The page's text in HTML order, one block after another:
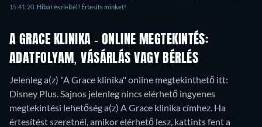
15:41:20. Hibát észleltél? Értesíts minket!
A GRACE KLINIKA - ONLINE MEGTEKINTÉS:
ADATFOLYAM, VÁSÁRLÁS VAGY BÉRLÉS
Jelenleg a(z) "A Grace klinika" online megtekinthető itt:
Disney Plus. Sajnos jelenleg nincs elérhető ingyenes
megtekintési lehetőség a(z) A Grace klinika címhez. Ha
értesítést szeretnél, amikor elérhető lesz, kattints fent a